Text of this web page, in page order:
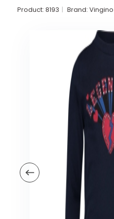
Boxmatrassen en hoeslakens
Veiligheid in en om huis
Veiligheid buiten de deur
Kinderstoelen
Product: 8193 Brand: Vingino